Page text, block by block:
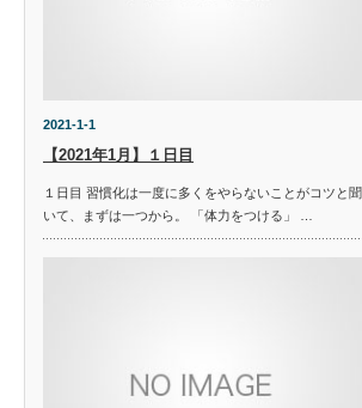
2021-1-1
【2021年1月】１日目
１日目 習慣化は一度に多くをやらないことがコツと聞
いて、まずは一つから。 「体力をつける」 …